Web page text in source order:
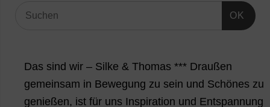
OK
Das sind wir – Silke & Thomas *** Draußen
gemeinsam in Bewegung zu sein und Schönes zu
genießen, ist für uns Inspiration und Entspannung